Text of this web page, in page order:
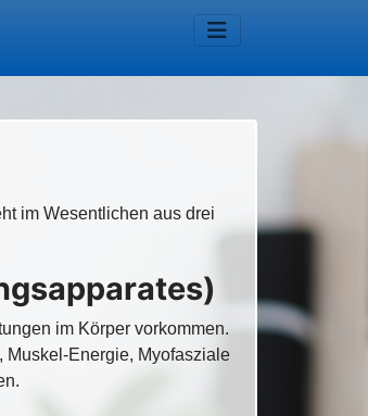
im Wesentlichen aus drei
im Körper vorkommen.
Muskel-Energie, Myofasziale